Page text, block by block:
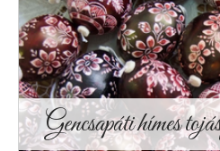
Gencsapáti hímes